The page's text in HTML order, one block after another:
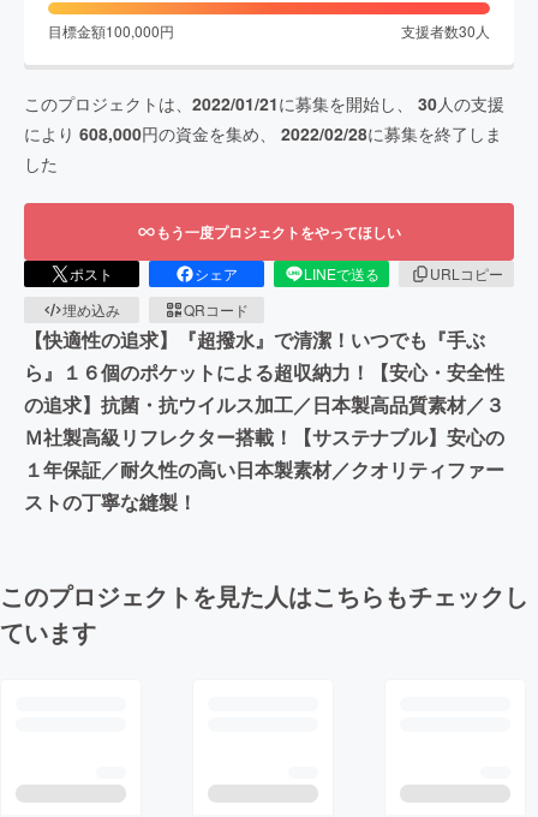
目標金額100,000円 支援者数30 人
このプロジェクトは、 2022/01/21に募集を開始し、 30人の支援
により 608,000円の資金を集め、 2022/02/28に募集を終了しま
した
もう一度プロジェクトをやってほしい
ポスト シェア LINEで送る
URLコピー
埋め込み
QRコード
【快適性の追求】『超撥水』で清潔！いつでも『手ぶ
ら』１６個のポケットによる超収納力！【安心・安全性
の追求】抗菌・抗ウイルス加工／日本製高品質素材／３
Ｍ社製高級リフレクター搭載！【サステナブル】安心の
１年保証／耐久性の高い日本製素材／クオリティファー
ストの丁寧な縫製！
このプロジェクトを見た人はこちらもチェックし
ています